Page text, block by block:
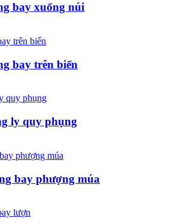
bay xuống núi
bay trên biển
ly quy phụng
bay phượng múa